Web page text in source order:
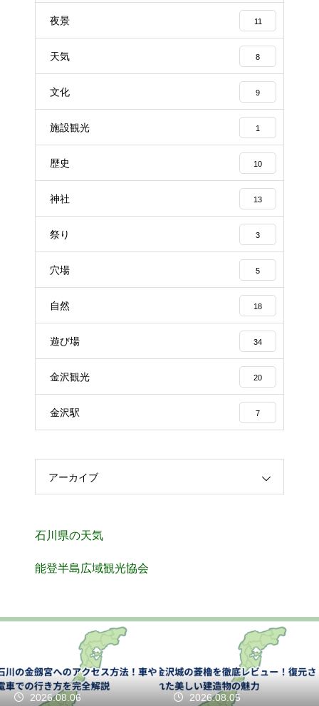
夜景 11
天気 8
文化 9
施設観光 1
歴史 10
神社 13
祭り 3
穴場 5
自然 18
遊び場 34
金沢観光 20
金沢駅 7
アーカイブ
石川県の天気
能登半島広域観光協会
2026.08.06 2026.08.05